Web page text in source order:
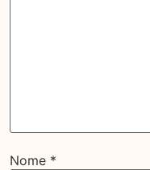
Nome *